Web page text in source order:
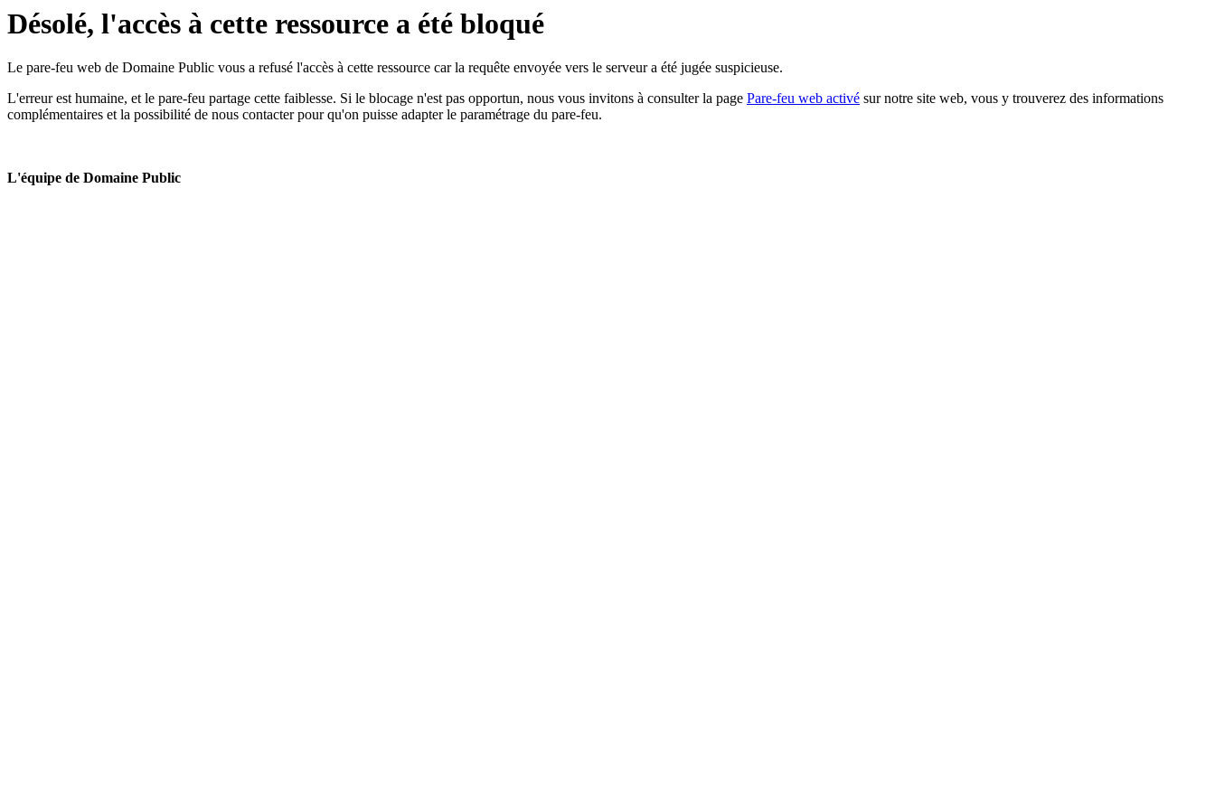
Désolé, l'accès à cette ressource a été bloqué
Le pare-feu web de Domaine Public vous a refusé l'accès à cette ressource car la requête envoyée vers le serveur a été jugée suspicieuse.
L'erreur est humaine, et le pare-feu partage cette faiblesse. Si le blocage n'est pas opportun, nous vous invitons à consulter la page Pare-feu web activé sur notre site web, vous y trouverez des informations
complémentaires et la possibilité de nous contacter pour qu'on puisse adapter le paramétrage du pare-feu.
L'équipe de Domaine Public